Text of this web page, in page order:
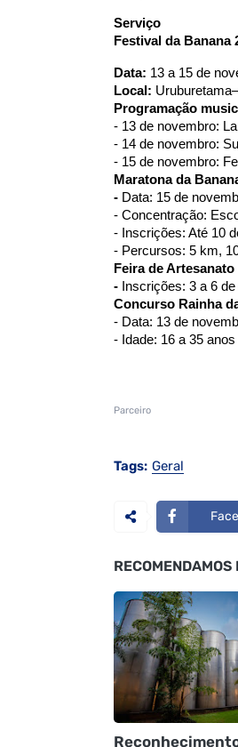
Serviço
Festival da Banana
Data: 13 a 15 de
Local:
Programação
- 13 de novembro:
- 14 de novembro:
- 15 de novembro:
Maratona da
- Data: 15 de
- Concentração:
- Inscrições: Até 10
- Percursos: 5 km,
Feira de
- Inscrições: 3 a 6
Concurso Rainha
- Data: 13 de
- Idade: 16 a 35 anos
Parceiro
Tags: Geral
RECOMENDAMOS